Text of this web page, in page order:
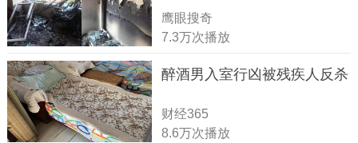
鹰眼搜奇
7.3万次播放
醉酒男入室行凶被残疾人反杀
财经365
8.6万次播放